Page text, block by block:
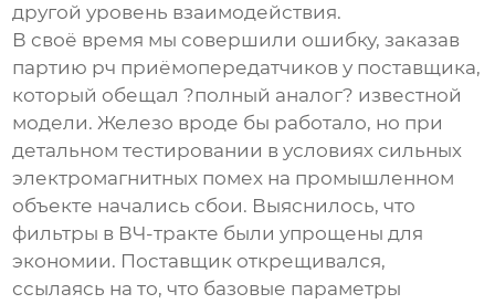
другой уровень взаимодействия.
В своё время мы совершили ошибку, заказав
партию рч приёмопередатчиков у поставщика,
который обещал ?полный аналог? известной
модели. Железо вроде бы работало, но при
детальном тестировании в условиях сильных
электромагнитных помех на промышленном
объекте начались сбои. Выяснилось, что
фильтры в ВЧ-тракте были упрощены для
экономии. Поставщик открещивался,
ссылаясь на то, что базовые параметры